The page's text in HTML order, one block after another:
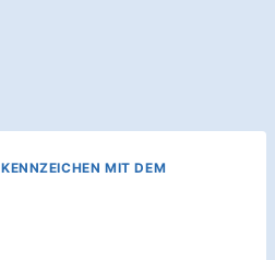
KENNZEICHEN MIT DEM